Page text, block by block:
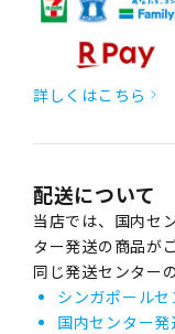
詳しくはこちら
配送について
当店では、国内セ
ター発送の商品が
同じ発送センター
シンガポール
国内センター